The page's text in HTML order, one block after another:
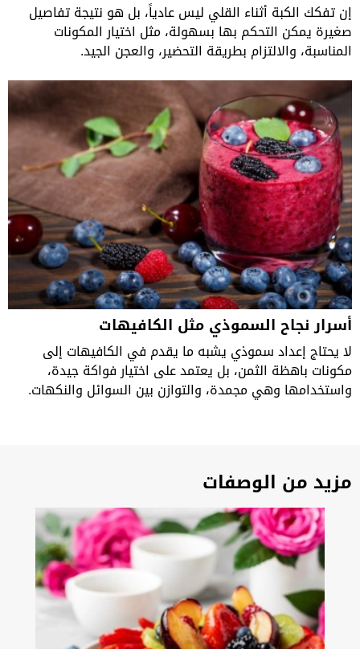
إن تفكك الكبة أثناء القلي ليس عادياً، بل هو نتيجة تفاصيل
صغيرة يمكن التحكم بها بسهولة، مثل اختيار المكونات
المناسبة، والالتزام بطريقة التحضير، والعجن الجيد.
أسرار نجاح السموذي مثل الكافيهات
لا يحتاج إعداد سموذي يشبه ما يقدم في الكافيهات إلى
مكونات باهظة الثمن، بل يعتمد على اختيار فواكة جيدة،
واستخدامها وهي مجمدة، والتوازن بين السوائل والنكهات.
مزيد من الوصفات